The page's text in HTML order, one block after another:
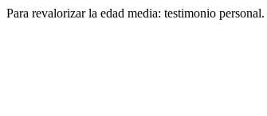
Para revalorizar la edad media: testimonio personal.